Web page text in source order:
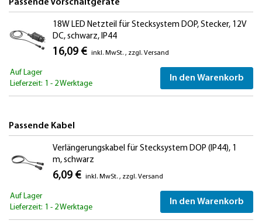
Passende Vorschaltgeräte
18W LED Netzteil für Stecksystem DOP, Stecker, 12V
DC, schwarz, IP44
16,09 € inkl. MwSt. , zzgl. Versand
Auf Lager
Lieferzeit: 1 - 2 Werktage
In den Warenkorb
Passende Kabel
Verlängerungskabel für Stecksystem DOP (IP44), 1
m, schwarz
6,09 € inkl. MwSt. , zzgl. Versand
Auf Lager
Lieferzeit: 1 - 2 Werktage
In den Warenkorb